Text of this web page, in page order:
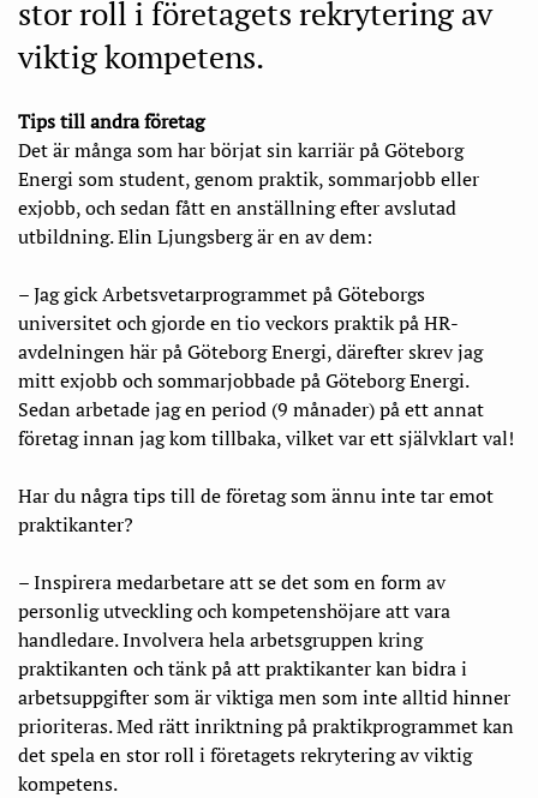
stor roll i företagets rekrytering av
viktig kompetens.
Tips till andra företag
Det är många som har börjat sin karriär på Göteborg
Energi som student, genom praktik, sommarjobb eller
exjobb, och sedan fått en anställning efter avslutad
utbildning. Elin Ljungsberg är en av dem:
– Jag gick Arbetsvetarprogrammet på Göteborgs
universitet och gjorde en tio veckors praktik på HR-
avdelningen här på Göteborg Energi, därefter skrev jag
mitt exjobb och sommarjobbade på Göteborg Energi.
Sedan arbetade jag en period (9 månader) på ett annat
företag innan jag kom tillbaka, vilket var ett självklart val!
Har du några tips till de företag som ännu inte tar emot
praktikanter?
– Inspirera medarbetare att se det som en form av
personlig utveckling och kompetenshöjare att vara
handledare. Involvera hela arbetsgruppen kring
praktikanten och tänk på att praktikanter kan bidra i
arbetsuppgifter som är viktiga men som inte alltid hinner
prioriteras. Med rätt inriktning på praktikprogrammet kan
det spela en stor roll i företagets rekrytering av viktig
kompetens.